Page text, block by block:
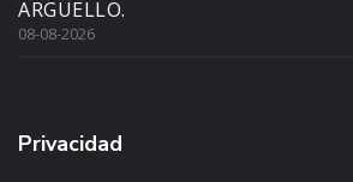
ARGÜELLO.
08-08-2026
Privacidad